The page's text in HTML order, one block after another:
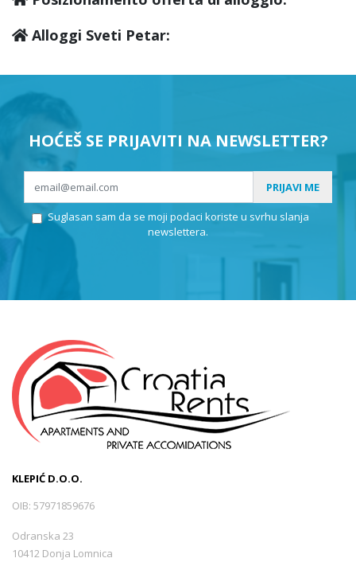
Alloggi Sveti Petar:
HOĆEŠ SE PRIJAVITI NA NEWSLETTER?
PRIJAVI ME
Suglasan sam da se moji podaci koriste u svrhu slanja
newslettera.
KLEPIĆ D.O.O.
OIB: 57971859676
Odranska 23
10412 Donja Lomnica